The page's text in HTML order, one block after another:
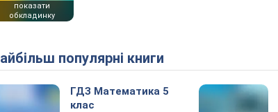
показати
обкладинку
Найбільш популярні книги
ГДЗ Математика 5
клас